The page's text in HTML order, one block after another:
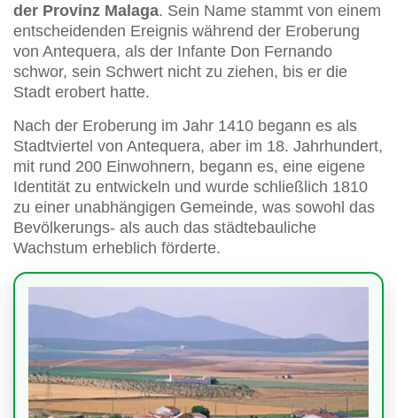
der Provinz Malaga. Sein Name stammt von einem
entscheidenden Ereignis während der Eroberung
von Antequera, als der Infante Don Fernando
schwor, sein Schwert nicht zu ziehen, bis er die
Stadt erobert hatte.
Nach der Eroberung im Jahr 1410 begann es als
Stadtviertel von Antequera, aber im 18. Jahrhundert,
mit rund 200 Einwohnern, begann es, eine eigene
Identität zu entwickeln und wurde schließlich 1810
zu einer unabhängigen Gemeinde, was sowohl das
Bevölkerungs- als auch das städtebauliche
Wachstum erheblich förderte.